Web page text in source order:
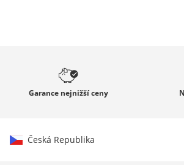
Garance nejnižší ceny
Česká Republika